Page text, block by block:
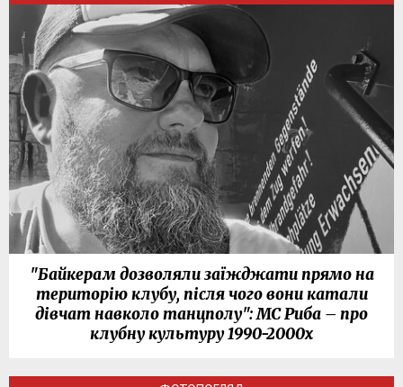
"Байкерам дозволяли заїжджати прямо на
територію клубу, після чого вони катали
дівчат навколо танцполу": МС Риба – про
клубну культуру 1990-2000х